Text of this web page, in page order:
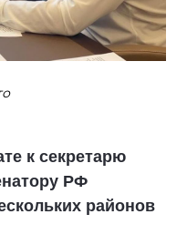
к секретарю
РФ
районов